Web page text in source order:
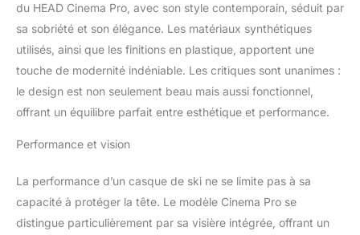
du HEAD Cinema Pro, avec son style contemporain, séduit par
sa sobriété et son élégance. Les matériaux synthétiques
utilisés, ainsi que les finitions en plastique, apportent une
touche de modernité indéniable. Les critiques sont unanimes :
le design est non seulement beau mais aussi fonctionnel,
offrant un équilibre parfait entre esthétique et performance.
Performance et vision
La performance d’un casque de ski ne se limite pas à sa
capacité à protéger la tête. Le modèle Cinema Pro se
distingue particulièrement par sa visière intégrée, offrant un